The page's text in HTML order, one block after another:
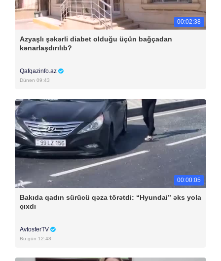
00:02:38
Azyaşlı şəkərli diabet olduğu üçün bağçadan
kənarlaşdırılıb?
Qafqazinfo.az
Dünən 09:43
00:00:05
Bakıda qadın sürücü qəza törətdi: “Hyundai” əks yola
çıxdı
AvtosferTV
Bu gün 12:48